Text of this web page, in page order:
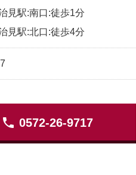
見駅:南口:徒歩1分
見駅:北口:徒歩4分
phone 0572-26-9717